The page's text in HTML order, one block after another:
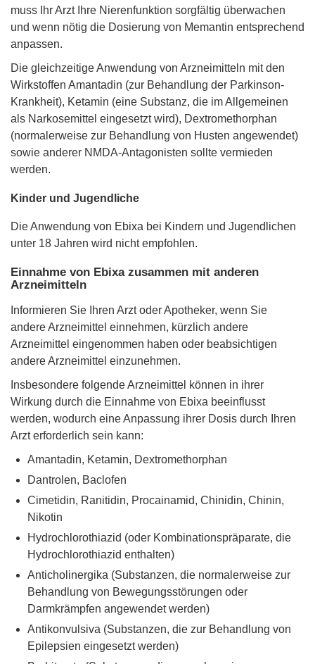
muss Ihr Arzt Ihre Nierenfunktion sorgfältig überwachen
und wenn nötig die Dosierung von Memantin entsprechend
anpassen.
Die gleichzeitige Anwendung von Arzneimitteln mit den
Wirkstoffen Amantadin (zur Behandlung der Parkinson-
Krankheit), Ketamin (eine Substanz, die im Allgemeinen
als Narkosemittel eingesetzt wird), Dextromethorphan
(normalerweise zur Behandlung von Husten angewendet)
sowie anderer NMDA-Antagonisten sollte vermieden
werden.
Kinder und Jugendliche
Die Anwendung von Ebixa bei Kindern und Jugendlichen
unter 18 Jahren wird nicht empfohlen.
Einnahme von Ebixa zusammen mit anderen
Arzneimitteln
Informieren Sie Ihren Arzt oder Apotheker, wenn Sie
andere Arzneimittel einnehmen, kürzlich andere
Arzneimittel eingenommen haben oder beabsichtigen
andere Arzneimittel einzunehmen.
Insbesondere folgende Arzneimittel können in ihrer
Wirkung durch die Einnahme von Ebixa beeinflusst
werden, wodurch eine Anpassung ihrer Dosis durch Ihren
Arzt erforderlich sein kann:
Amantadin, Ketamin, Dextromethorphan
Dantrolen, Baclofen
Cimetidin, Ranitidin, Procainamid, Chinidin, Chinin,
Nikotin
Hydrochlorothiazid (oder Kombinationspräparate, die
Hydrochlorothiazid enthalten)
Anticholinergika (Substanzen, die normalerweise zur
Behandlung von Bewegungsstörungen oder
Darmkrämpfen angewendet werden)
Antikonvulsiva (Substanzen, die zur Behandlung von
Epilepsien eingesetzt werden)